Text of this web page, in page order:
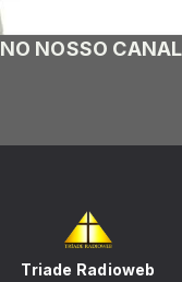
NOSSO CANAL
Triade Radioweb